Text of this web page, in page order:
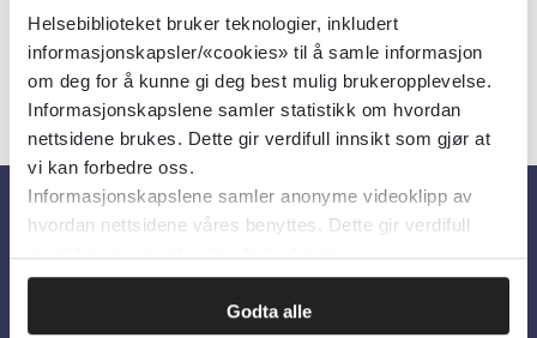
Helsebiblioteket bruker teknologier, inkludert
informasjonskapsler/«cookies» til å samle informasjon
om deg for å kunne gi deg best mulig brukeropplevelse.
Informasjonskapslene samler statistikk om hvordan
nettsidene brukes. Dette gir verdifull innsikt som gjør at
vi kan forbedre oss.
Informasjonskapslene samler anonyme videoklipp av
hvordan nettsidene våres benyttes. Dette gir verdifull
innsikt som gjør at vi kan forbedre oss.
Godta alle
Om oss
Om Helsebiblioteket